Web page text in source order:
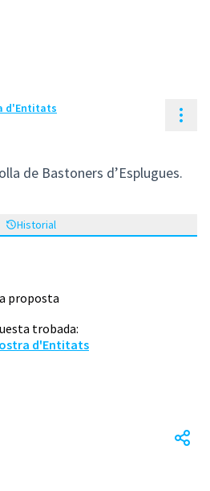
d'Entitats
de Bastoners d’Esplugues.
Historial
proposta
trobada:
d'Entitats